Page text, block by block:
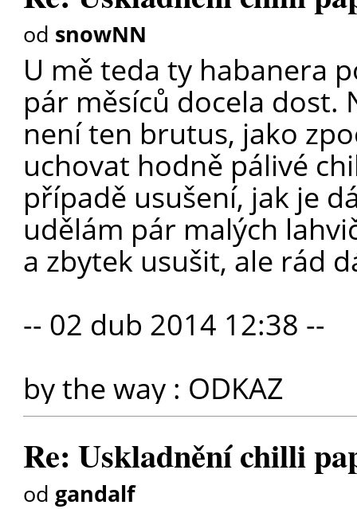
od snowNN
U mě teda ty habanera
pár měsíců docela dost.
není ten brutus, jako
uchovat hodně pálivé
případě usušení, jak je
udělám pár malých
a zbytek usušit, ale rád
-- 02 dub 2014 12:38 --
by the way : ODKAZ
Re: Uskladnění chilli
od gandalf